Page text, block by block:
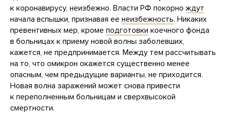
к коронавирусу, неизбежно. Власти РФ покорно ждут
начала вспышки, признавая ее неизбежность. Никаких
превентивных мер, кроме подготовки коечного фонда
в больницах к приему новой волны заболевших,
кажется, не предпринимается. Между тем рассчитывать
на то, что омикрон окажется существенно менее
опасным, чем предыдущие варианты, не приходится.
Новая волна заражений может снова привести
к переполненным больницам и сверхвысокой
смертности.